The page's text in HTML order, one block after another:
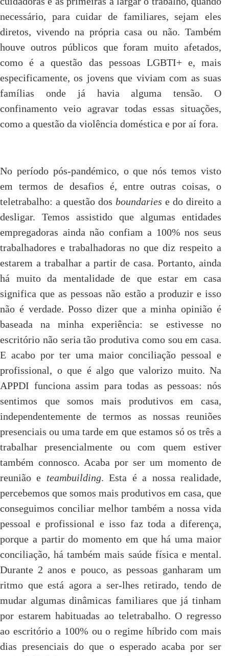
necessário, para cuidar de familiares, sejam eles
diretos, vivendo na própria casa ou não. Também
houve outros públicos que foram muito afetados,
como é a questão das pessoas LGBTI+ e, mais
especificamente, os jovens que viviam com as suas
famílias onde já havia alguma tensão. O
confinamento veio agravar todas essas situações,
como a questão da violência doméstica e por aí fora.
No período pós-pandémico, o que nós temos visto
em termos de desafios é, entre outras coisas, o
teletrabalho: a questão dos boundaries e do direito a
desligar. Temos assistido que algumas entidades
empregadoras ainda não confiam a 100% nos seus
trabalhadores e trabalhadoras no que diz respeito a
estarem a trabalhar a partir de casa. Portanto, ainda
há muito da mentalidade de que estar em casa
significa que as pessoas não estão a produzir e isso
não é verdade. Posso dizer que a minha opinião é
baseada na minha experiência: se estivesse no
escritório não seria tão produtiva como sou em casa.
E acabo por ter uma maior conciliação pessoal e
profissional, o que é algo que valorizo muito. Na
APPDI funciona assim para todas as pessoas: nós
sentimos que somos mais produtivos em casa,
independentemente de termos as nossas reuniões
presenciais ou uma tarde em que estamos só os três a
trabalhar presencialmente ou com quem estiver
também connosco. Acaba por ser um momento de
reunião e teambuilding. Esta é a nossa realidade,
percebemos que somos mais produtivos em casa, que
conseguimos conciliar melhor também a nossa vida
pessoal e profissional e isso faz toda a diferença,
porque a partir do momento em que há uma maior
conciliação, há também mais saúde física e mental.
Durante 2 anos e pouco, as pessoas ganharam um
ritmo que está agora a ser-lhes retirado, tendo de
mudar algumas dinâmicas familiares que já tinham
por estarem habituadas ao teletrabalho. O regresso
ao escritório a 100% ou o regime híbrido com mais
dias presenciais do que o esperado acaba por ser